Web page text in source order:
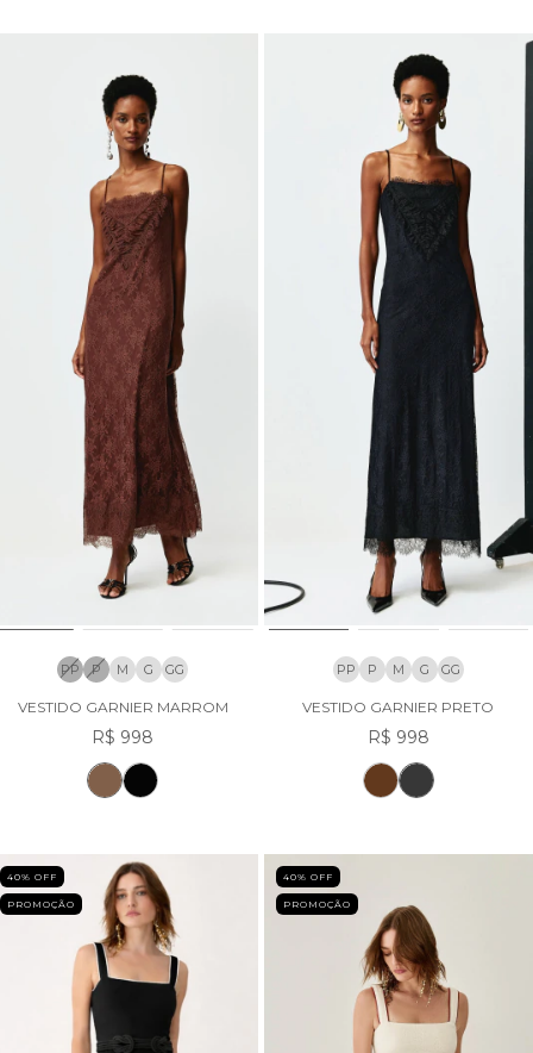
PP P M G GG
VESTIDO GARNIER MARROM
R$ 998
PP P M G GG
VESTIDO GARNIER PRETO
R$ 998
40% OFF
PROMOÇÃO
40% OFF
PROMOÇÃO